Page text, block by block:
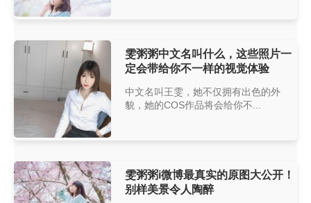
雯粥粥中文名叫什么，这些照片一
定会带给你不一样的视觉体验
中文名叫王雯，她不仅拥有出色的外
貌，她的COS作品将会给你不...
雯粥粥i微博最真实的原图大公开！
别样美景令人陶醉